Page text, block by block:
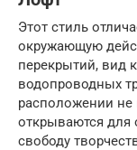
Этот стиль
окружающую
перекрытий, вид
водопроводных
расположении не
открываются для
свободу